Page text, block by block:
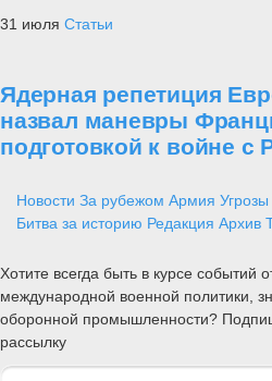
31 июля Статьи
Ядерная репетиция
назвал маневры
подготовкой к войне с
Новости За рубежом Армия Угрозы
Битва за историю Редакция Архив
Хотите всегда быть в курсе событий
международной военной политики,
оборонной промышленности?
рассылку